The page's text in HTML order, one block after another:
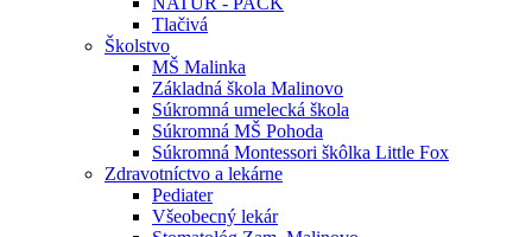
Tlačivá
Školstvo
MŠ Malinka
Základná škola Malinovo
Súkromná umelecká škola
Súkromná MŠ Pohoda
Súkromná Montessori škôlka Little Fox
Zdravotníctvo a lekárne
Pediater
Všeobecný lekár